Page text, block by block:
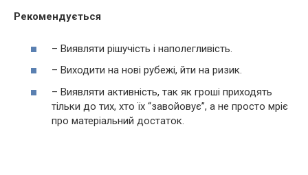
Рекомендується
– Виявляти рішучість і наполегливість.
– Виходити на нові рубежі, йти на ризик.
– Виявляти активність, так як гроші приходять
тільки до тих, хто їх “завойовує”, а не просто мріє
про матеріальний достаток.